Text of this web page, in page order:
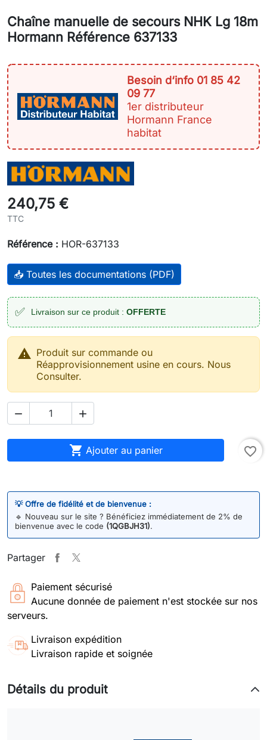
Chaîne manuelle de secours NHK Lg 18m
Hormann Référence 637133
Besoin d‘info 01 85 42
09 77
1er distributeur
Hormann France
habitat
240,75 €
TTC
Référence : HOR-637133
📥 Toutes les documentations (PDF)
✅ Livraison sur ce produit : OFFERTE
 Produit sur commande ou
Réapprovisionnement usine en cours. Nous
Consulter.
 
 Ajouter au panier favorite_border
💡 Offre de fidélité et de bienvenue :
🔹 Nouveau sur le site ? Bénéficiez immédiatement de 2% de
bienvenue avec le code (1QGBJH31).
Partager
Paiement sécurisé
Aucune donnée de paiement n'est stockée sur nos
serveurs.
Livraison expédition
Livraison rapide et soignée
Détails du produit